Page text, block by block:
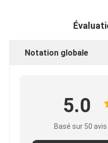
Notation globale
5.0
Basé sur 50